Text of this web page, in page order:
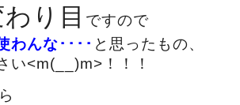
り目 ですので
わんな････ と思ったもの、
い<m(__)m>！！！